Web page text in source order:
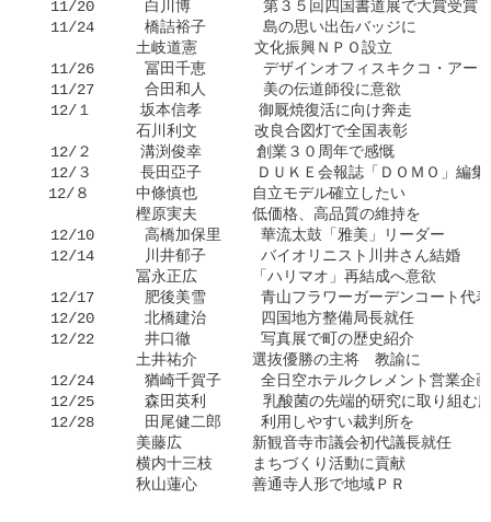
  11/20    　白川博　　 　  第３５回四国書道展で大賞受賞
  11/24    　橋詰裕子　 　  島の思い出缶バッジに
   　　　　　土岐道憲　 　  文化振興ＮＰＯ設立
11/26    　冨田千恵　　   デザインオフィスキクコ・アー
  11/27    　合田和人　 　  美の伝道師役に意欲
  12/１　  　坂本信孝　 　  御厩焼復活に向け奔走
   　　　　　石川利文　　   改良合図灯で全国表彰
  12/２　  　溝渕俊幸　　 　創業３０周年で感慨
12/３　  　長田亞子　　　 ＤＵＫＥ会報誌「ＤＯＭＯ」編集
12/８　　　中條慎也　 　　自立モデル確立したい
   　　　　　樫原実夫　　　 低価格、高品質の維持を
  12/10    　高橋加保里　　 華流太鼓「雅美」リーダー
  12/14    　川井郁子　　　 バイオリニスト川井さん結婚
   　　　　　冨永正広 　　　「ハリマオ」再結成へ意欲
12/17    　肥後美雪　　　 青山フラワーガーデンコート代
  12/20    　北橋建治　　　 四国地方整備局長就任
  12/22    　井口徹　　　　 写真展で町の歴史紹介
   　　　　　土井祐介　 　　選抜優勝の主将　教諭に
12/24    　猶崎千賀子　　 全日空ホテルクレメント営業企
12/25    　森田英利　 　  乳酸菌の先端的研究に取り組む
  12/28    　田尾健二郎　　 利用しやすい裁判所を
   　　　　　美藤広　 　　　新観音寺市議会初代議長就任
   　　　　　横内十三枝　　 まちづくり活動に貢献
   　　　　　秋山蓮心　　　 善通寺人形で地域ＰＲ